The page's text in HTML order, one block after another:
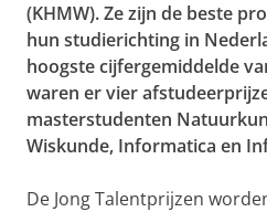
(KHMW). Ze zijn de beste
hun studierichting in
hoogste cijfergemiddelde
waren er vier
masterstudenten
Wiskunde, Informatica en
De Jong Talentprijzen